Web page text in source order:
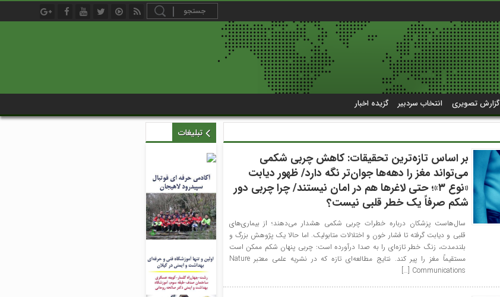
گزارش تصویری انتخاب سردبیر گزیده اخبار
بر اساس تازه‌ترین تحقیقات: کاهش چربی شکمی
می‌تواند مغز را دهه‌ها جوان‌تر نگه دارد/ ظهور دیابت
«نوع ۳»؛ حتی لاغرها هم در امان نیستند/ چرا چربی دور
شکم صرفاً یک خطر قلبی نیست؟
سال‌هاست پزشکان درباره خطرات چربی شکمی هشدار می‌دهند؛ از بیماری‌های
قلبی و دیابت گرفته تا فشار خون و اختلالات متابولیک. اما حالا یک پژوهش بزرگ و
بلندمدت، زنگ خطر تازه‌ای را به صدا درآورده است: چربی پنهان شکم ممکن است
مستقیماً مغز را پیر کند. نتایج مطالعه‌ای تازه که در نشریه علمی معتبر Nature
Communications […]
تبلیغات